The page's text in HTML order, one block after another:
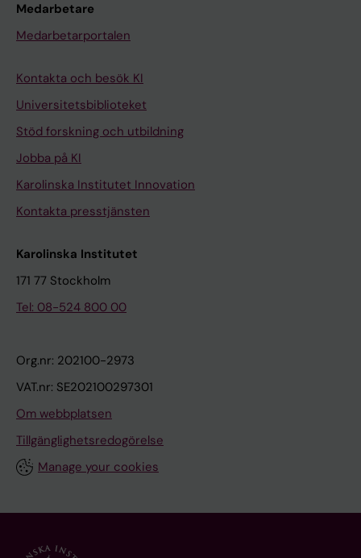
Medarbetare
Medarbetarportalen
Kontakta och besök KI
Universitetsbiblioteket
Stöd forskning och utbildning
Jobba på KI
Karolinska Institutet Innovation
Kontakta presstjänsten
Karolinska Institutet
171 77 Stockholm
Tel: 08-524 800 00
Org.nr: 202100-2973
VAT.nr: SE202100297301
Om webbplatsen
Tillgänglighetsredogörelse
Manage your cookies